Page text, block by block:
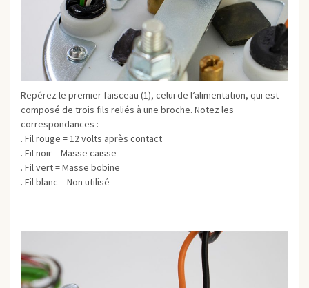
Repérez le premier faisceau (1), celui de l’alimentation, qui est
composé de trois fils reliés à une broche. Notez les
correspondances :
. Fil rouge = 12 volts après contact
. Fil noir = Masse caisse
. Fil vert = Masse bobine
. Fil blanc = Non utilisé